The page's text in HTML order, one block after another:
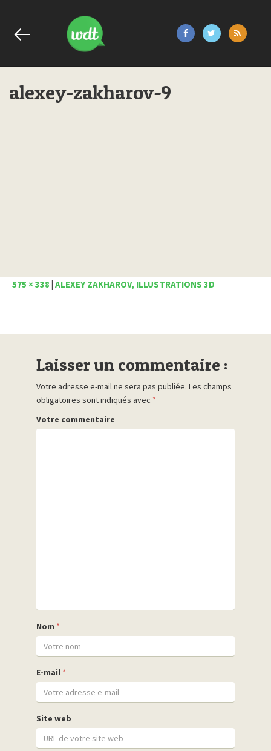
alexey-zakharov-9
575 × 338 ALEXEY ZAKHAROV, ILLUSTRATIONS 3D
Laisser un commentaire :
Votre adresse e-mail ne sera pas publiée. Les champs
obligatoires sont indiqués avec *
Votre commentaire
Nom *
E-mail *
Site web